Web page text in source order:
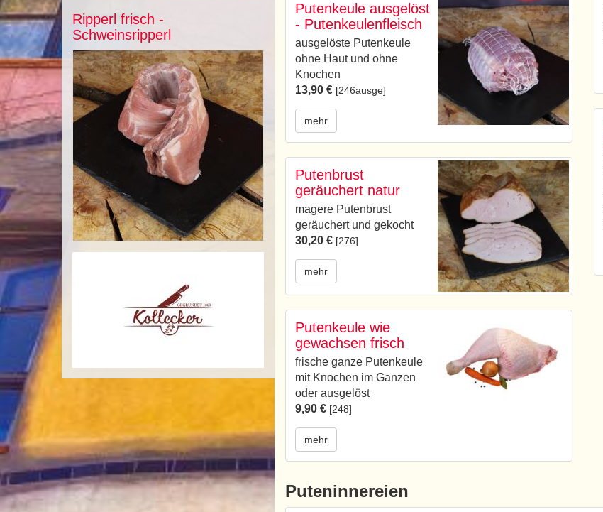
Ripperl frisch -
Schweinsripperl
Putenkeule ausgelöst
- Putenkeulenfleisch
ausgelöste Putenkeule
ohne Haut und ohne
Knochen
13,90 € [246ausge]
mehr
Putenbrust
geräuchert natur
magere Putenbrust
geräuchert und gekocht
30,20 € [276]
mehr
Putenkeule wie
gewachsen frisch
frische ganze Putenkeule
mit Knochen im Ganzen
oder ausgelöst
9,90 € [248]
mehr
Puteninnereien